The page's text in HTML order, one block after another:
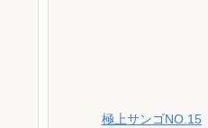
極上サンゴNO.15